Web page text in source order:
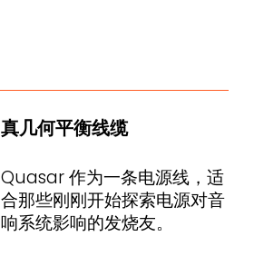
真几何平衡线缆
Quasar 作为一条电源线，适
合那些刚刚开始探索电源对音
响系统影响的发烧友。